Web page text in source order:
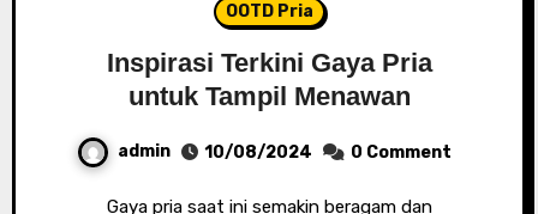
OOTD Pria
Inspirasi Terkini Gaya Pria
untuk Tampil Menawan
admin 10/08/2024 0 Comment
Gaya pria saat ini semakin beragam dan